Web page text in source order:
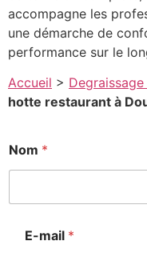
accompagne les
une démarche de
performance sur le
Accueil >
hotte restaurant à
Nom *
E-mail *